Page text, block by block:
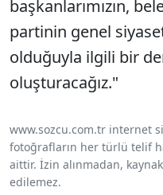
başkanlarımızın,
partinin genel
olduğuyla ilgili bir
oluşturacağız."
www.sozcu.com.tr internet
fotoğrafların her türlü telif
aittir. İzin alınmadan,
edilemez.